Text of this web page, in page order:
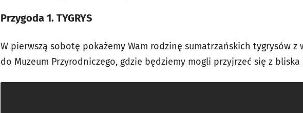
Przygoda 1. TYGRYS
W pierwszą sobotę pokażemy Wam rodzinę sumatrzańskich tygrysów z
do Muzeum Przyrodniczego, gdzie będziemy mogli przyjrzeć się z